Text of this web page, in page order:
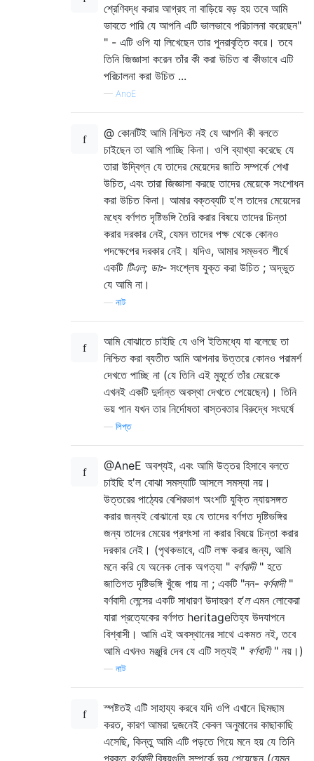
শ্রেণিবদ্ধ করার আগ্রহ না বাড়িয়ে বড় হয় তবে আমি
ভাবতে পারি যে আপনি এটি ভালভাবে পরিচালনা করেছেন"
" - এটি ওপি যা লিখেছেন তার পুনরাবৃত্তি করে। তবে
তিনি জিজ্ঞাসা করেন তাঁর কী করা উচিত বা কীভাবে এটি
পরিচালনা করা উচিত ...
— AnoE
@ কোনটিই আমি নিশ্চিত নই যে আপনি কী বলতে
চাইছেন তা আমি পাচ্ছি কিনা। ওপি ব্যাখ্যা করেছে যে
তারা উদ্বিগ্ন যে তাদের মেয়েদের জাতি সম্পর্কে শেখা
উচিত, এবং তারা জিজ্ঞাসা করছে তাদের মেয়েকে সংশোধন
করা উচিত কিনা। আমার বক্তব্যটি হ'ল তাদের মেয়েদের
মধ্যে বর্ণগত দৃষ্টিভঙ্গি তৈরি করার বিষয়ে তাদের চিন্তা
করার দরকার নেই, যেমন তাদের পক্ষ থেকে কোনও
পদক্ষেপের দরকার নেই। যদিও, আমার সম্ভবত শীর্ষে
একটি টিএল; ডাঃ- সংশ্লেষ যুক্ত করা উচিত ; অদ্ভুত
যে আমি না।
নাট
আমি বোঝাতে চাইছি যে ওপি ইতিমধ্যে যা বলেছে তা
নিশ্চিত করা ব্যতীত আমি আপনার উত্তরে কোনও পরামর্শ
দেখতে পাচ্ছি না (যে তিনি এই মুহূর্তে তাঁর মেয়েকে
এখনই একটি দুর্দান্ত অবস্থা দেখতে পেয়েছেন)। তিনি
ভয় পান যখন তার নির্দোষতা বাস্তবতার বিরুদ্ধে সংঘর্ষে
লিপ্ত
@AneE অবশ্যই, এবং আমি উত্তর হিসাবে বলতে
চাইছি হ'ল বোঝা সমস্যাটি আসলে সমস্যা নয়।
উত্তরের পাঠ্যের বেশিরভাগ অংশটি যুক্তি ন্যায়সঙ্গত
করার জন্যই বোঝানো হয় যে তাদের বর্ণগত দৃষ্টিভঙ্গির
জন্য তাদের মেয়ের প্রশংসা না করার বিষয়ে চিন্তা করার
দরকার নেই। (পৃথকভাবে, এটি লক্ষ করার জন্য, আমি
মনে করি যে অনেক লোক অগত্যা " বর্ণবাদী" হতে
জাতিগত দৃষ্টিভঙ্গি খুঁজে পায় না ; একটি "নন- বর্ণবাদী"
বর্ণবাদী লেন্সের একটি সাধারণ উদাহরণ হ'লএমন লোকেরা
যারা প্রত্যেকের বর্ণগত heritageতিহ্য উদযাপনে
বিশ্বাসী। আমি এই অবস্থানের সাথে একমত নই, তবে
আমি এখনও মঞ্জুরি দেব যে এটি সত্যই " বর্ণবাদী" নয়।)
নাট
স্পষ্টতই এটি সাহায্য করবে যদি ওপি এখানে ছিমছাম
করত, কারণ আমরা দুজনেই কেবল অনুমানের কাছাকাছি
এসেছি, কিন্তু আমি এটি পড়তে গিয়ে মনে হয় যে তিনি
প্রকৃত বর্ণবাদীবিষয়গুলি সম্পর্কে ভয় পেয়েছেন (যেমন,